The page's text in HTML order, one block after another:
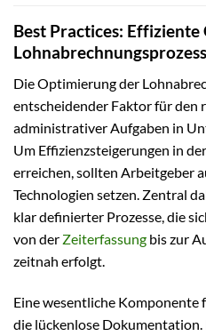
Best Practices:
Die Optimierung der
entscheidender Faktor für den
administrativer Aufgaben in
Um Effizienzsteigerungen in
erreichen, sollten Arbeitgeber
Technologien setzen. Zentral
klar definierter Prozesse, die
von der Zeiterfassung bis zur
zeitnah erfolgt.
Eine wesentliche
die lückenlose